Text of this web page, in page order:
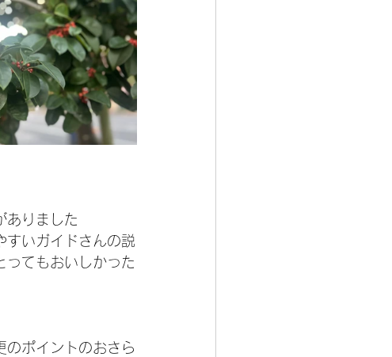
ありました
すいガイドさんの説
ってもおいしかった
のポイントのおさら